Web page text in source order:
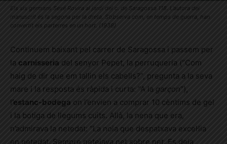
Els sis germans Sesé Rovira al jardí del c. de Saragossa 118. L’autora del
manuscrit és la segona per la dreta. S’observa com, en temps de guerra, han
convertit els parterres en un hort. (1938)
Continuem baixant pel carrer de Saragossa i passem per
la carnisseria del senyor Pepet, la perruqueria (“Com
haig de dir que em tallin els cabells?”, pregunta a la seva
mare i la resposta és ràpida i curta: “A la garçon”),
l’estanc-bodega on l’envien a comprar 10 cèntims de gel
i la botiga de llegums cuits. Allà, la nena que era,
n’admirava la netedat: “La noia que despatxava excel·lia
en netedat. Sempre netejava net sobre net. Es deia